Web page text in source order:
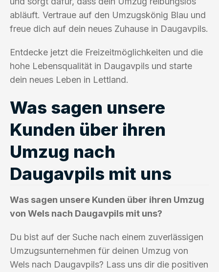
abläuft. Vertraue auf den Umzugskönig Blau und
freue dich auf dein neues Zuhause in Daugavpils.
Entdecke jetzt die Freizeitmöglichkeiten und die
hohe Lebensqualität in Daugavpils und starte
dein neues Leben in Lettland.
Was sagen unsere
Kunden über ihren
Umzug nach
Daugavpils mit uns
Was sagen unsere Kunden über ihren Umzug
von Wels nach Daugavpils mit uns?
Du bist auf der Suche nach einem zuverlässigen
Umzugsunternehmen für deinen Umzug von
Wels nach Daugavpils? Lass uns dir die positiven